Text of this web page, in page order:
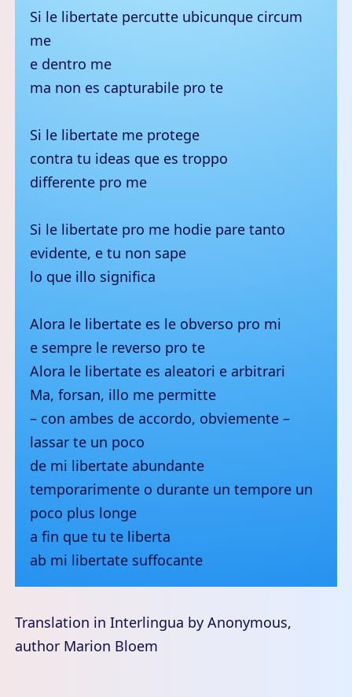
Si le libertate percutte ubicunque circum
me
e dentro me
ma non es capturabile pro te
Si le libertate me protege
contra tu ideas que es troppo
differente pro me
Si le libertate pro me hodie pare tanto
evidente, e tu non sape
lo que illo significa
Alora le libertate es le obverso pro mi
e sempre le reverso pro te
Alora le libertate es aleatori e arbitrari
Ma, forsan, illo me permitte
– con ambes de accordo, obviemente –
lassar te un poco
de mi libertate abundante
temporarimente o durante un tempore un
poco plus longe
a fin que tu te liberta
ab mi libertate suffocante
Translation in Interlingua by Anonymous,
author Marion Bloem